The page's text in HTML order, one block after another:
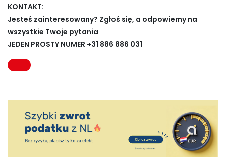
KONTAKT:
Jesteś zainteresowany? Zgłoś się, a odpowiemy na
wszystkie Twoje pytania
JEDEN PROSTY NUMER +31 886 886 031